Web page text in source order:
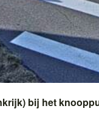
bij het